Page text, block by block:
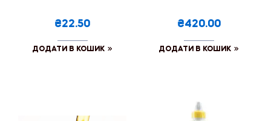
₴22.50
ДОДАТИ В КОШИК
₴420.00
ДОДАТИ В КОШИК